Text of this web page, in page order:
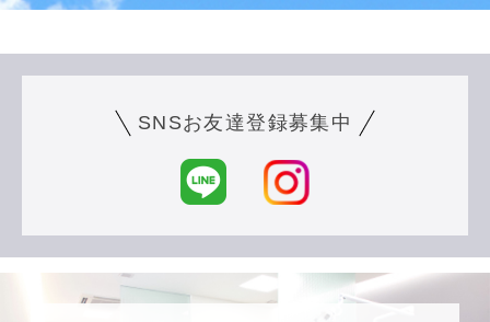
SNSお友達登録募集中